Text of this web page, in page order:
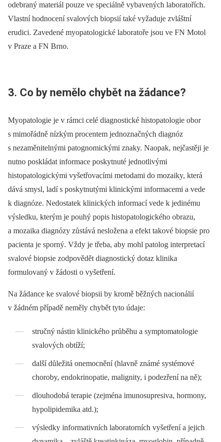
odebraný materiál pouze ve speciálně vybavených laboratořích.
Vlastní hodnocení svalových biopsií také vyžaduje zvláštní
erudici. Zavedené myopatologické laboratoře jsou ve FN Motol
v Praze a FN Brno.
3. Co by nemělo chybět na žádance?
Myopatologie je v rámci celé diagnostické histopatologie obor
s mimořádně nízkým procentem jednoznačných diagnóz
s nezaměnitelnými patognomickými znaky. Naopak, nejčastěji je
nutno poskládat informace poskytnuté jednotlivými
histopatologickými vyšetřovacími metodami do mozaiky, která
dává smysl, ladí s poskytnutými klinickými informacemi a vede
k diagnóze. Nedostatek klinických informací vede k jedinému
výsledku, kterým je pouhý popis histopatologického obrazu,
a mozaika diagnózy zůstává nesložena a efekt takové bio­psie pro
pacienta je sporný. Vždy je třeba, aby mohl patolog interpretací
svalové biopsie zodpovědět diagnostický dotaz klinika
formulovaný v žádosti o vyšetření.
Na žádance ke svalové biopsii by kromě běžných nacionálií
v žádném případě neměly chybět tyto údaje:
stručný nástin klinického průběhu a symptomatologie
svalových obtíží;
další důležitá onemocnění (hlavně známé systémové
choroby, endokrinopatie, malignity, i podezření na ně);
dlouhodobá terapie (zejména imunosupresiva, hormony,
hypolipidemika atd.);
výsledky informativních laboratorních vyšetření a jejich